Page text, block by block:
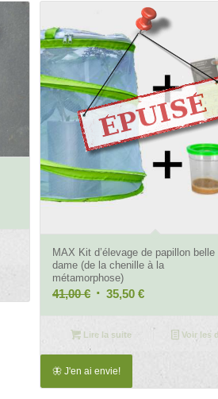
MAX Kit d’élevage de papillon belle
dame (de la chenille à la
métamorphose)
41,00€ Le
initial
41,00 €.
35,50€Le
actuel
Lire la suite Voir les
🦋 J'en ai envie!